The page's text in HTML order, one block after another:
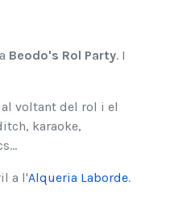
Beodo's Rol Party. I
voltant del rol i el
karaoke,
a l'Alqueria Laborde.